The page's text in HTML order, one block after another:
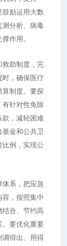
鼓励运用大数
测分析、病毒
作用。
救助制度，完
时，确保医疗
算制度。要探
有针对性免除
款，减轻困难
金和公共卫
比例，实现公
系，把应急
，按照集中
结合、节约高
。要优化重要
调得出、用得